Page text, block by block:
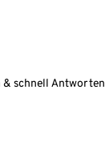
schnell Antworten